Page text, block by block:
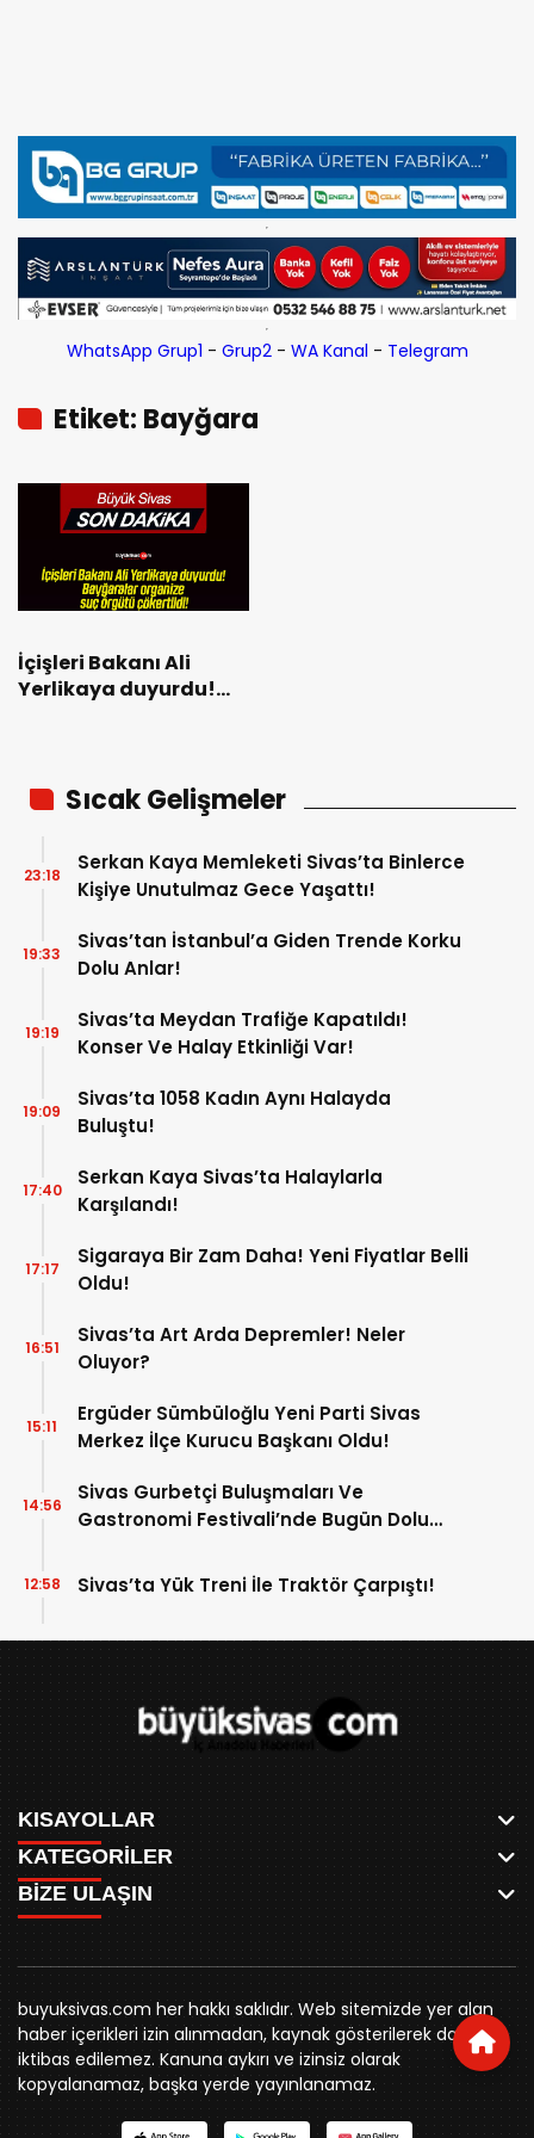
WhatsApp Grup1 - Grup2- WA Kanal - Telegram
Etiket: Bayğara
İçişleri Bakanı Ali
Yerlikaya duyurdu!
Sıcak Gelişmeler
Serkan Kaya Memleketi Sivas’ta Binlerce
Kişiye Unutulmaz Gece Yaşattı!
23:18
Sivas’tan İstanbul’a Giden Trende Korku
Dolu Anlar!
19:33
Sivas’ta Meydan Trafiğe Kapatıldı!
Konser Ve Halay Etkinliği Var!
19:19
Sivas’ta 1058 Kadın Aynı Halayda
Buluştu!
19:09
Serkan Kaya Sivas’ta Halaylarla
Karşılandı!
17:40
Sigaraya Bir Zam Daha! Yeni Fiyatlar Belli
Oldu!
17:17
Sivas’ta Art Arda Depremler! Neler
Oluyor?
16:51
Ergüder Sümbüloğlu Yeni Parti Sivas
Merkez İlçe Kurucu Başkanı Oldu!
15:11
Sivas Gurbetçi Buluşmaları Ve
Gastronomi Festivali’nde Bugün Dolu
14:56
Sivas’ta Yük Treni İle Traktör Çarpıştı!
12:58
KISAYOLLAR
ANASAYFA
AKSU CANLI
MEYDAN CANLI
MEDRESELER CANLI
MERAKÜM CANLI
YUKARI TEKKE CANLI
KURUMSAL KİMLİK
REKLAM FİYATLARI
BİZE ULAŞIN
KÜNYE
RESMİ İLANLAR
KATEGORİLER
WHATSAPP
SPOR
SİYASET
BELEDİYE
SİVAS VALİLİĞİ
ÜNİVERSİTE
KURUMLAR
STK
YORUM
BİZE ULAŞIN
0346 221 00 60
buyuksivashaber@gmail.com
Örtülüpınar Mah. İnönü Bulvarı Özkahya Apt. Kat:3 D:7
Sivas
buyuksivas.com her hakkı saklıdır. Web sitemizde yer alan
haber içerikleri izin alınmadan, kaynak gösterilerek dahi
iktibas edilemez. Kanuna aykırı ve izinsiz olarak
kopyalanamaz, başka yerde yayınlanamaz.